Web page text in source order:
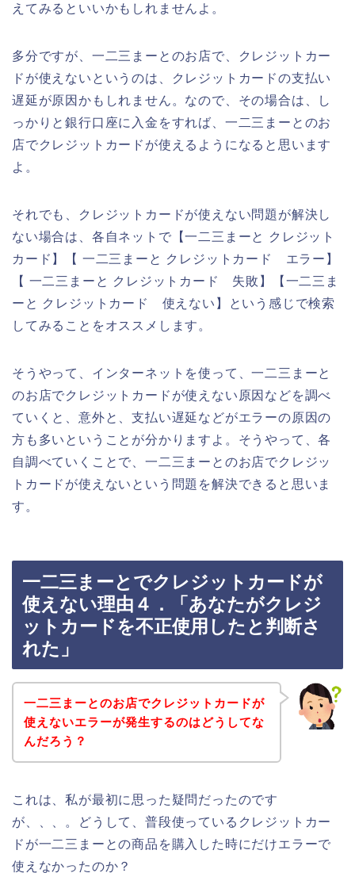
えてみるといいかもしれませんよ。
多分ですが、一二三まーとのお店で、クレジットカー
ドが使えないというのは、クレジットカードの支払い
遅延が原因かもしれません。なので、その場合は、し
っかりと銀行口座に入金をすれば、一二三まーとのお
店でクレジットカードが使えるようになると思います
よ。
それでも、クレジットカードが使えない問題が解決し
ない場合は、各自ネットで【一二三まーと クレジット
カード】【 一二三まーと クレジットカード エラー】
【 一二三まーと クレジットカード 失敗】【一二三ま
ーと クレジットカード 使えない】という感じで検索
してみることをオススメします。
そうやって、インターネットを使って、一二三まーと
のお店でクレジットカードが使えない原因などを調べ
ていくと、意外と、支払い遅延などがエラーの原因の
方も多いということが分かりますよ。そうやって、各
自調べていくことで、一二三まーとのお店でクレジッ
トカードが使えないという問題を解決できると思いま
す。
一二三まーとでクレジットカードが
使えない理由４．「あなたがクレジ
ットカードを不正使用したと判断さ
れた」
一二三まーとのお店でクレジットカードが
使えないエラーが発生するのはどうしてな
んだろう？
これは、私が最初に思った疑問だったのです
が、、、。どうして、普段使っているクレジットカー
ドが一二三まーとの商品を購入した時にだけエラーで
使えなかったのか？